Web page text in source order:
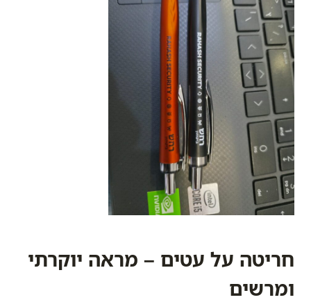
חריטה על עטים – מראה יוקרתי
ומרשים